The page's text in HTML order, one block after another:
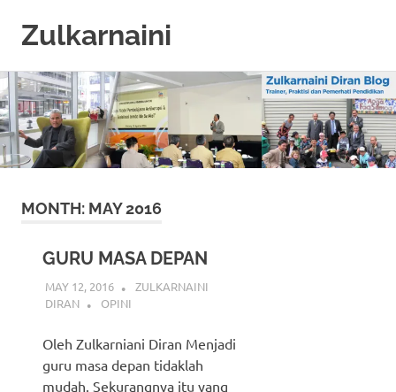
Skip
to
content
Zulkarnaini
Blog
MONTH: MAY 2016
GURU MASA DEPAN
MAY 12, 2016
ZULKARNAINI
DIRAN
OPINI
Oleh Zulkarniani Diran Menjadi
guru masa depan tidaklah
mudah. Sekurangnya itu yang